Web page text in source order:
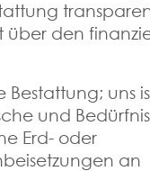
über den
uns
und
Erd- oder
an